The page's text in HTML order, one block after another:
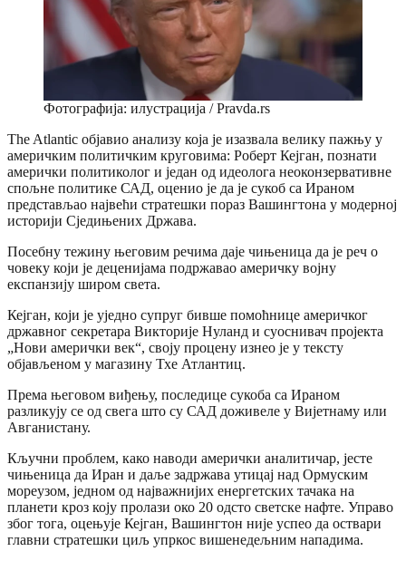
Фотографија: илустрација / Pravda.rs
The Atlantic објавио анализу која је изазвала велику пажњу у
америчким политичким круговима: Роберт Кејган, познати
амерички политиколог и један од идеолога неоконзервативне
спољне политике САД, оценио је да је сукоб са Ираном
представљао највећи стратешки пораз Вашингтона у модерној
историји Сједињених Држава.
Посебну тежину његовим речима даје чињеница да је реч о
човеку који је деценијама подржавао америчку војну
експанзију широм света.
Кејган, који је уједно супруг бивше помоћнице америчког
државног секретара Викторије Нуланд и суоснивач пројекта
„Нови амерички век“, своју процену изнео је у тексту
објављеном у магазину Тхе Атлантиц.
Према његовом виђењу, последице сукоба са Ираном
разликују се од свега што су САД доживеле у Вијетнаму или
Авганистану.
Кључни проблем, како наводи амерички аналитичар, јесте
чињеница да Иран и даље задржава утицај над Ормуским
мореузом, једном од најважнијих енергетских тачака на
планети кроз коју пролази око 20 одсто светске нафте. Управо
због тога, оцењује Кејган, Вашингтон није успео да оствари
главни стратешки циљ упркос вишенедељним нападима.